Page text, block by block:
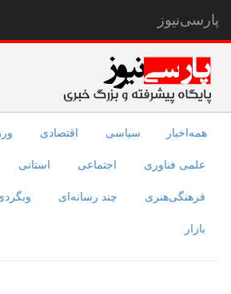
پارسی‌نیوز
همه‌اخبار سیاسی اقتصادی
علمی فناوری اجتماعی استانی
فرهنگی‌هنری چند رسانه‌ای
بازار